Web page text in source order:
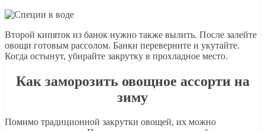
Второй кипяток из банок нужно также вылить. После залейте
овощи готовым рассолом. Банки переверните и укутайте.
Когда остынут, убирайте закрутку в прохладное место.
Как заморозить овощное ассорти на
зиму
Помимо традиционной закрутки овощей, их можно